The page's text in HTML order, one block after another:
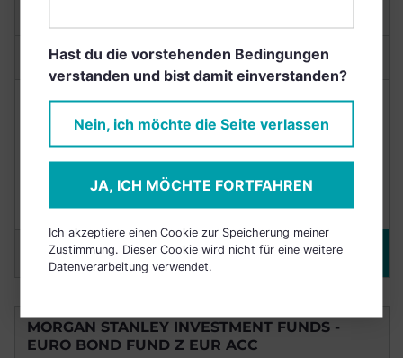
Anlagetyp:Anleihenfonds
NACHHALTIGKEIT
6,4/10Punkte
Durchschnittlich
RENDITE
+9,34%
(3 Jahre)
Merken DETAILS
MORGAN STANLEY INVESTMENT FUNDS -
EURO BOND FUND Z EUR ACC
Hast du die vorstehenden Bedingungen
verstanden und bist damit einverstanden?
Nein, ich möchte die Seite verlassen
JA, ICH MÖCHTE FORTFAHREN
Ich akzeptiere einen Cookie zur Speicherung meiner
Zustimmung. Dieser Cookie wird nicht für eine weitere
Datenverarbeitung verwendet.